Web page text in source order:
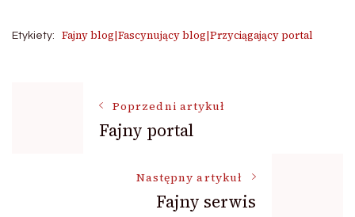
Etykiety: Fajny blog|Fascynujący blog|Przyciągający portal
NawigacjaPoprzedni artykuł
Fajny portal
Następny artykuł
Fajny serwis